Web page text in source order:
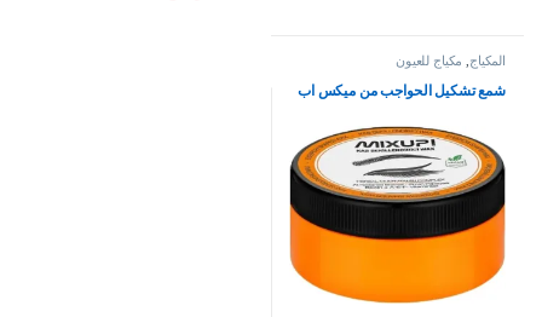
المكياج مكياج للعيون
شمع تشكيل الحواجب من ميكس اب